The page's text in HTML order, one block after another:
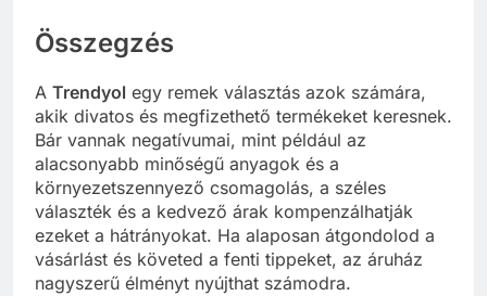
Összegzés
A Trendyol egy remek választás azok számára,
akik divatos és megfizethető termékeket keresnek.
Bár vannak negatívumai, mint például az
alacsonyabb minőségű anyagok és a
környezetszennyező csomagolás, a széles
választék és a kedvező árak kompenzálhatják
ezeket a hátrányokat. Ha alaposan átgondolod a
vásárlást és követed a fenti tippeket, az áruház
nagyszerű élményt nyújthat számodra.